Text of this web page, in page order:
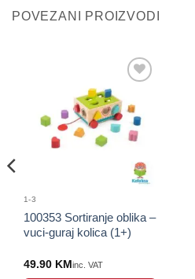
POVEZANI PROIZVODI
Sačuvaj
proizvod
1-3
100353 Sortiranje oblika –
vuci-guraj kolica (1+)
49.90 KM inc. VAT